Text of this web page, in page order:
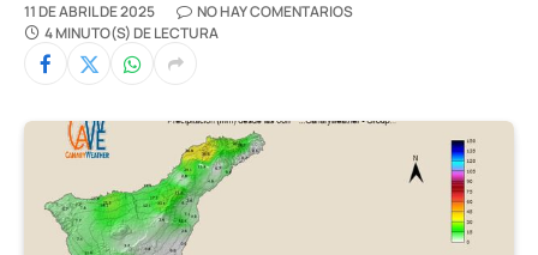
11 DE ABRIL DE 2025
NO HAY COMENTARIOS
4 MINUTO(S) DE LECTURA